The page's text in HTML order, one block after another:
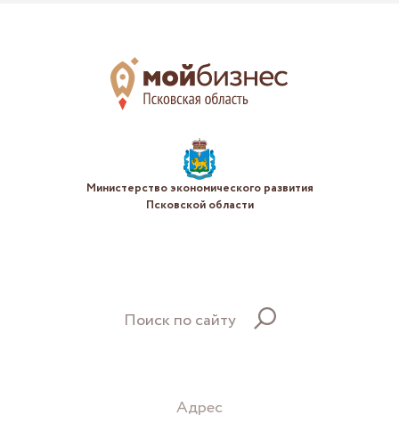
Министерство экономического развития
Псковской области
Поиск по сайту
Адрес